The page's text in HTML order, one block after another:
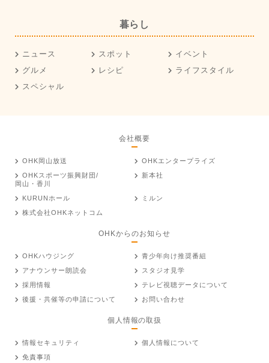
暮らし
ニュース スポット
イベント
グルメ
レシピ
ライフスタイル
スペシャル
会社概要
OHK岡山放送
OHKエンタープライズ
OHKスポーツ振興財団/
岡山・香川
新本社
KURUNホール
ミルン
株式会社OHKネットコム
OHKからのお知らせ
OHKハウジング
青少年向け推奨番組
アナウンサー朗読会
スタジオ見学
採用情報
テレビ視聴データについて
後援・共催等の申請について
お問い合わせ
個人情報の取扱
情報セキュリティ
個人情報について
免責事項